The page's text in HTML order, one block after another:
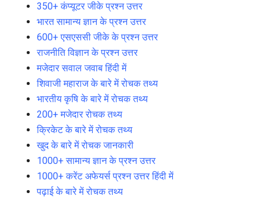
350+ कंप्यूटर जीके प्रश्न उत्तर
भारत सामान्य ज्ञान के प्रश्न उत्तर
600+ एसएससी जीके के प्रश्न उत्तर
राजनीति विज्ञान के प्रश्न उत्तर
मजेदार सवाल जवाब हिंदी में
शिवाजी महाराज के बारे में रोचक तथ्य
भारतीय कृषि के बारे में रोचक तथ्य
200+ मजेदार रोचक तथ्य
क्रिकेट के बारे में रोचक तथ्य
खुद के बारे में रोचक जानकारी
1000+ सामान्य ज्ञान के प्रश्न उत्तर
1000+ करेंट अफेयर्स प्रश्न उत्तर हिंदी में
पढ़ाई के बारे में रोचक तथ्य